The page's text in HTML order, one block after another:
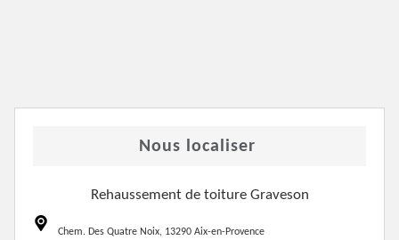
Nous localiser
Rehaussement de toiture Graveson
Chem. Des Quatre Noix, 13290 Aix-en-Provence